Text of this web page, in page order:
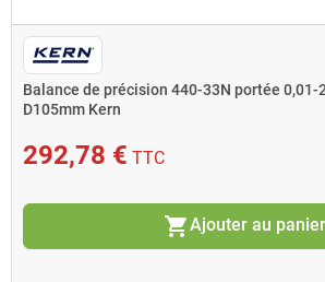
Balance de précision 440-33N portée
D105mm Kern
292,78 € TTC
shopping_cartAjouter au panier